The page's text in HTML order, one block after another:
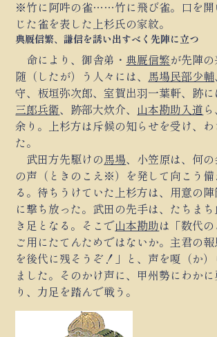
※竹に阿吽の雀……竹に飛び雀。口を開
じた雀を表した上杉氏の家紋。
典厩信繁、謙信を誘い出すべく先陣に立つ
命により、御舎弟・ 典厩信繁が先陣の
随（したが）う人々には、 馬場民部少輔
守、板垣弥次郎、室賀出羽一葉軒、跡に
三郎兵衛、跡部大炊介、 山本勘助入道
余り。上杉方は斥候の知らせを受け、
た。
武田方先駆けの馬場、小笠原は、何
の声（ときのこえ※）を発して向こう
る。待ちうけていた上杉方は、用意の
に撃ち放った。武田の先手は、たちま
き足となる。そこで山本勘助は「数代
ご用にたてんためではないか。主君の
を後代に残そうぞ！」と、声を嗄（か
ました。そのかけ声に、甲州勢にわか
り、力足を踏んで戦う。